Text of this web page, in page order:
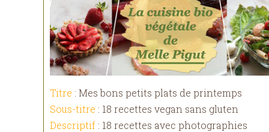
Titre : Mes bons petits plats de printemps
Sous-titre : 18 recettes vegan sans gluten
Descriptif : 18 recettes avec photographies